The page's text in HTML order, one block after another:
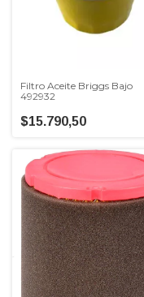
Filtro Aceite Briggs Bajo
492932
$15.790,50